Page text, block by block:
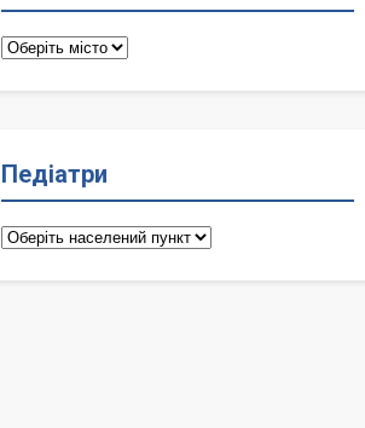
Терапевти
Педіатри
Педіатри